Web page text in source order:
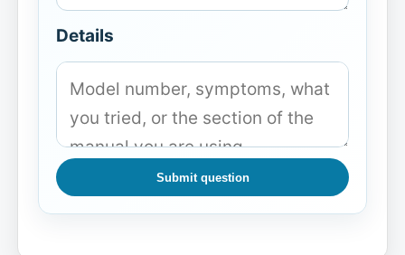
Details
Submit question